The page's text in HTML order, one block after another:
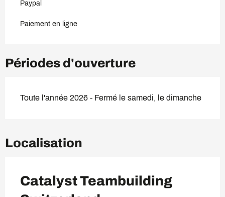
Paypal
Paiement en ligne
Périodes d'ouverture
Toute l'année 2026 - Fermé le samedi, le dimanche
Localisation
Catalyst Teambuilding